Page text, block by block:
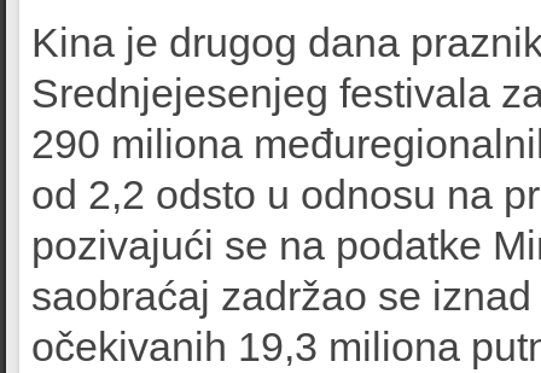
Kina je drugog dana
Srednjejesenjeg festivala
290 miliona
od 2,2 odsto u odnosu na
pozivajući se na podatke
saobraćaj zadržao se
očekivanih 19,3 miliona